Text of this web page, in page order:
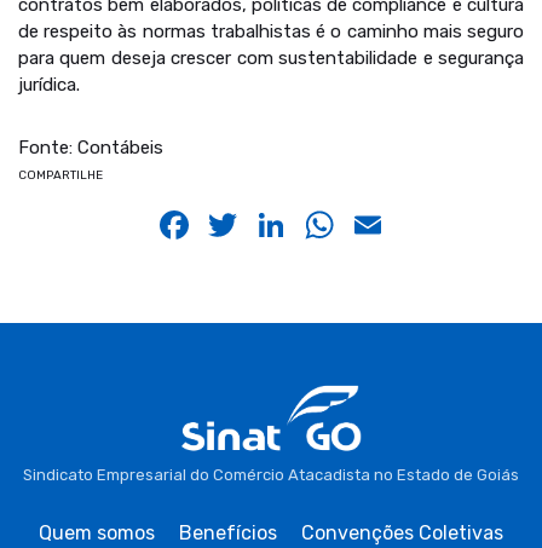
contratos bem elaborados, políticas de compliance e cultura
de respeito às normas trabalhistas é o caminho mais seguro
para quem deseja crescer com sustentabilidade e segurança
jurídica.
Fonte: Contábeis
COMPARTILHE
Facebook
Twitter
LinkedIn
WhatsApp
Sindicato Empresarial do Comércio Atacadista no Estado de Goiás
Quem somos Benefícios
Convenções Coletivas